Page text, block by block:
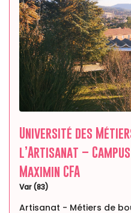
Université des
l’Artisanat –
Maximin CFA
Var (83)
Artisanat - Métiers de